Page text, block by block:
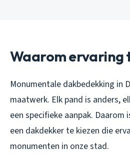
Waarom ervaring
Monumentale dakbedekking in
maatwerk. Elk pand is anders,
een specifieke aanpak. Daarom
een dakdekker te kiezen die
monumenten in onze stad.